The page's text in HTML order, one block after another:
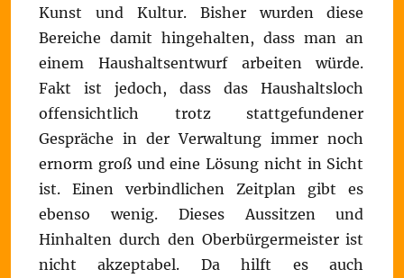
Kunst und Kultur. Bisher wurden diese
Bereiche damit hingehalten, dass man an
einem Haushaltsentwurf arbeiten würde.
Fakt ist jedoch, dass das Haushaltsloch
offensichtlich trotz stattgefundener
Gespräche in der Verwaltung immer noch
ernorm groß und eine Lösung nicht in Sicht
ist. Einen verbindlichen Zeitplan gibt es
ebenso wenig. Dieses Aussitzen und
Hinhalten durch den Oberbürgermeister ist
nicht akzeptabel. Da hilft es auch